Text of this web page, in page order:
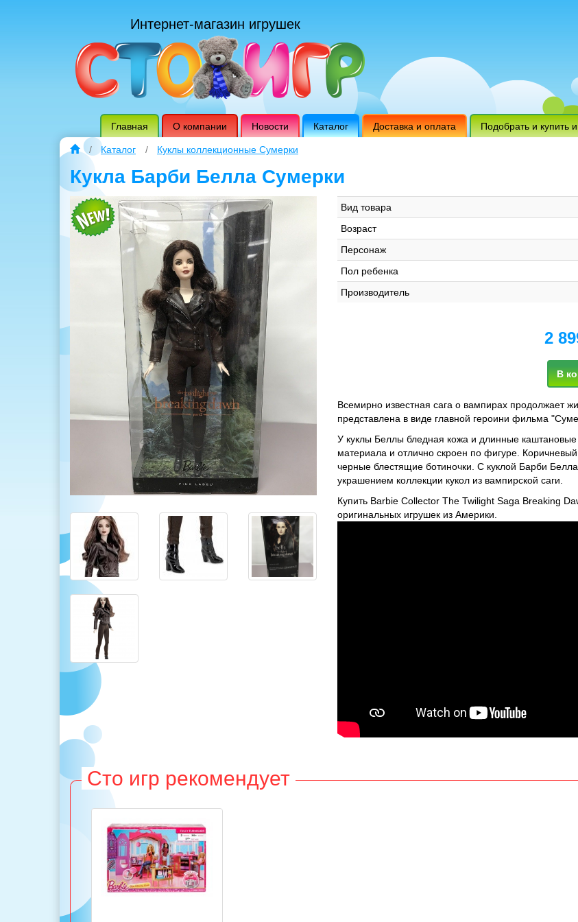
Интернет-магазин игрушек
Главная О компании Новости Каталог Доставка и оплата Подобрать и купить
Каталог Куклы коллекционные Сумерки
Кукла Барби Белла Сумерки
Вид товара
Возраст
Персонаж
Пол ребенка
Производитель
2
В
Всемирно известная сага о вампирах продолжает
представлена в виде главной героини фильма
У куклы Беллы бледная кожа и длинные
материала и отлично скроен по фигуре.
черные блестящие ботиночки. С куклой Барби
украшением коллекции кукол из вампирской саги.
Купить Barbie Collector The Twilight Saga Breaking
оригинальных игрушек из Америки.
Сто игр рекомендует